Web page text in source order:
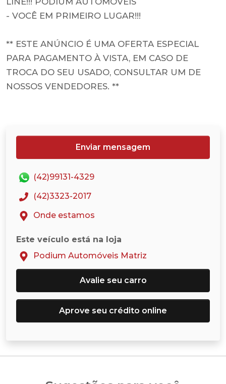
- VOCÊ EM PRIMEIRO LUGAR!!!
** ESTE ANÚNCIO É UMA OFERTA ESPECIAL
PARA PAGAMENTO À VISTA, EM CASO DE
TROCA DO SEU USADO, CONSULTAR UM DE
NOSSOS VENDEDORES. **
Enviar mensagem
(42)99131-4329
(42)3323-2017
Onde estamos
Este veículo está na loja
Podium Automóveis Matriz
Avalie seu carro
Aprove seu crédito online